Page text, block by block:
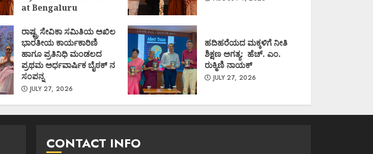
at Bengaluru
ರಾಷ್ಟ್ರ ಸೇವಿಕಾ ಸಮಿತಿಯ ಅಖಿಲ
ಭಾರತೀಯ ಕಾರ್ಯಕಾರಿಣಿ
ಹಾಗೂ ಪ್ರತಿನಿಧಿ ಮಂಡಲದ
ಪ್ರಥಮ ಅರ್ಧವಾರ್ಷಿಕ ಬೈಠಕ್ ನ
ಸಂಪನ್ನ
JULY 27, 2026
ಹದಿಹರೆಯದ ಮಕ್ಕಳಿಗೆ ನೀತಿ
ಶಿಕ್ಷಣ ಅಗತ್ಯ: ಹೆಚ್. ಎಂ.
ರುಕ್ಮಿಣಿ ನಾಯಕ್
JULY 27, 2026
CONTACT INFO